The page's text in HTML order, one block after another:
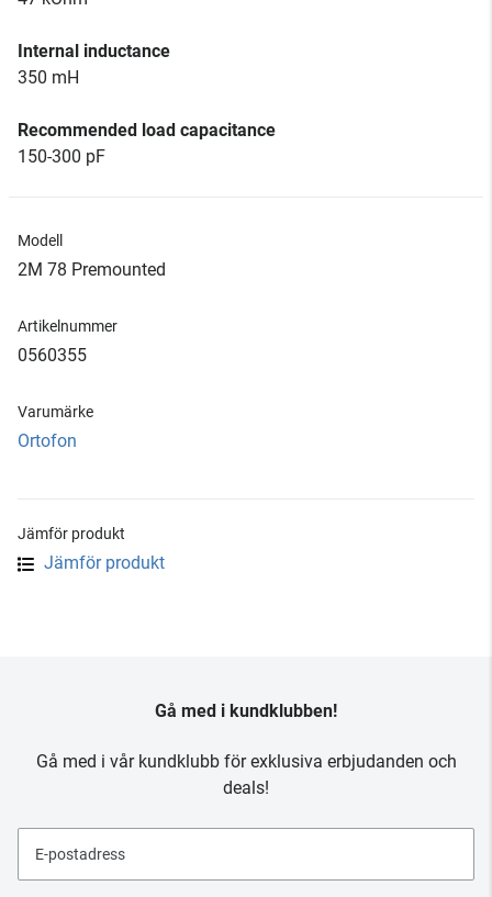
Internal inductance
350 mH
Recommended load capacitance
150-300 pF
Modell
2M 78 Premounted
Artikelnummer
0560355
Varumärke
Ortofon
Jämför produkt
Jämför produkt
Gå med i kundklubben!
Gå med i vår kundklubb för exklusiva erbjudanden och
deals!
E-postadress